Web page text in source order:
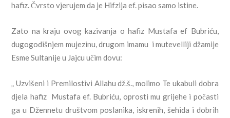
hafiz. Čvrsto vjerujem da je Hifzija ef. pisao samo istine.
Zato na kraju ovog kazivanja o hafiz Mustafa ef Bubriću,
dugogodišnjem mujezinu, drugom imamu i mutevelliji džamije
Esme Sultanije u Jajcu učim dovu:
„ Uzvišeni i Premilostivi Allahu dž.š., molimo Te ukabuli dobra
djela hafiz Mustafa ef. Bubriću, oprosti mu grijehe i počasti
ga u Džennetu društvom poslanika, iskrenih, šehida i dobrih